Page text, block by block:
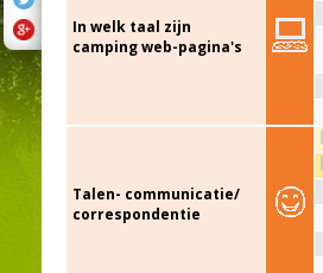
In welk taal zijn
camping web-pagina's
Talen- communicatie/
correspondentie